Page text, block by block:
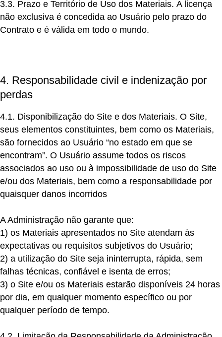
3.3. Prazo e Território de Uso dos Materiais. A licença
não exclusiva é concedida ao Usuário pelo prazo do
Contrato e é válida em todo o mundo.
4. Responsabilidade civil e indenização por
perdas
4.1. Disponibilização do Site e dos Materiais. O Site,
seus elementos constituintes, bem como os Materiais,
são fornecidos ao Usuário “no estado em que se
encontram”. O Usuário assume todos os riscos
associados ao uso ou à impossibilidade de uso do Site
e/ou dos Materiais, bem como a responsabilidade por
quaisquer danos incorridos
A Administração não garante que:
1) os Materiais apresentados no Site atendam às
expectativas ou requisitos subjetivos do Usuário;
2) a utilização do Site seja ininterrupta, rápida, sem
falhas técnicas, confiável e isenta de erros;
3) o Site e/ou os Materiais estarão disponíveis 24 horas
por dia, em qualquer momento específico ou por
qualquer período de tempo.